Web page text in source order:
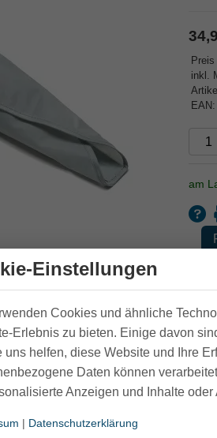
inkl.
am
Einstellungen
Cookies und ähnliche
Erlebnis zu bieten. Einige davon
uns helfen, diese Website und Ihre
Daten können
Anzeigen und Inhalte
| Datenschutzerklärung